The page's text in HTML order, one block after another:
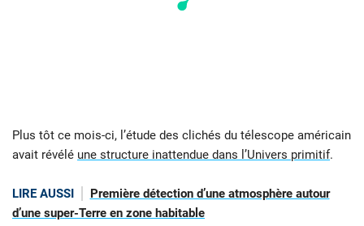
Plus tôt ce mois-ci, l’étude des clichés du télescope américain
avait révélé une structure inattendue dans l’Univers primitif.
LIRE AUSSI
Première détection d’une atmosphère autour
d’une super-Terre en zone habitable